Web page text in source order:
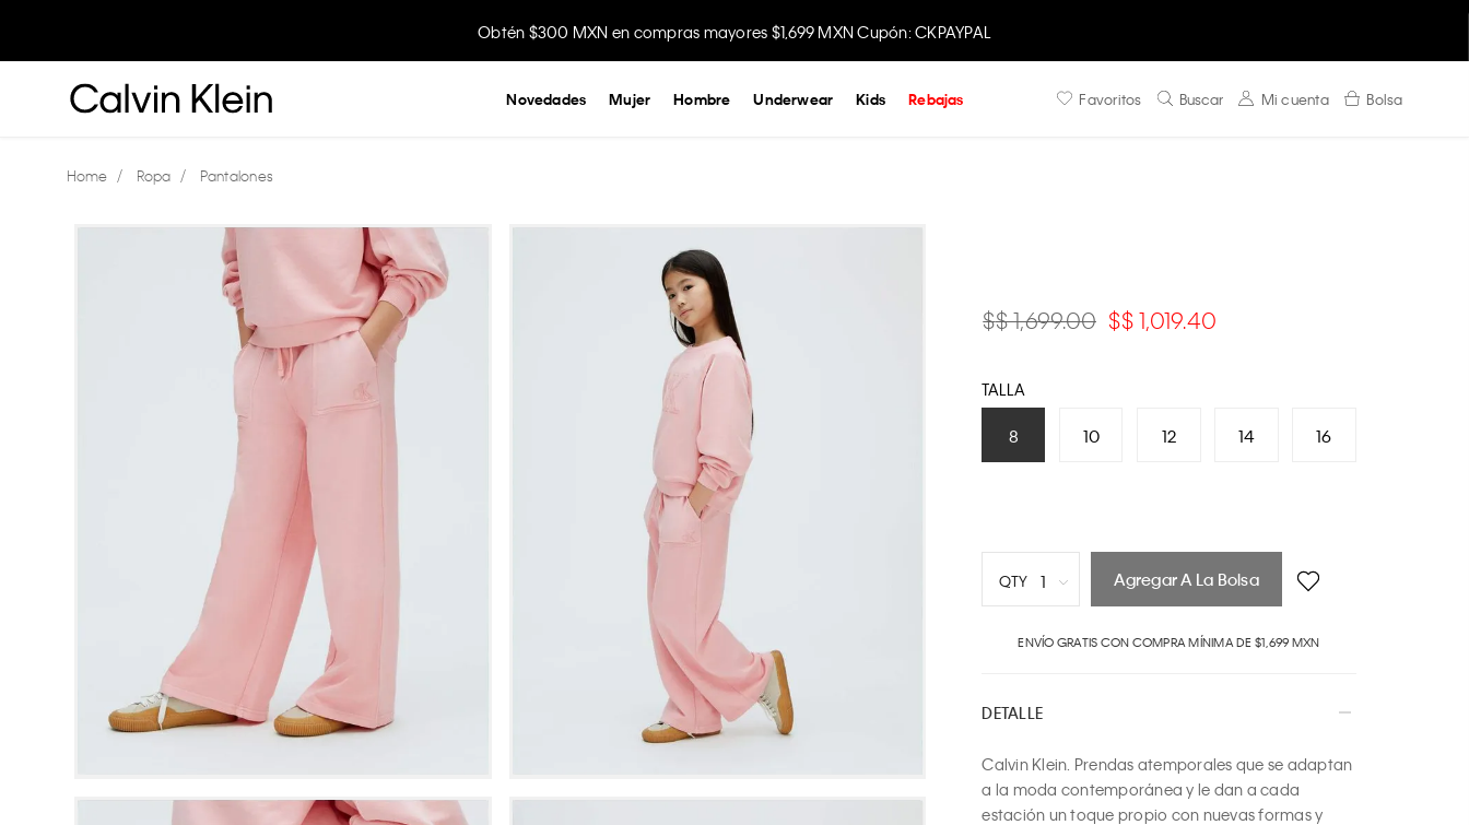
Obtén $300 MXN en compras mayores $1,699 MXN Cupón: CKPAYPAL
Favoritos Buscar Mi cuenta Bolsa
Novedades Mujer Hombre Underwear Kids Rebajas
Ropa Pantalones
$ 1,699.00 $ 1,019.40
TALLA
8 10 12 14 16
QTY 1
6
7
8
Agregar A La Bolsa
ENVÍO GRATIS CON COMPRA MÍNIMA DE $1,699 MXN
DETALLE
Calvin Klein. Prendas atemporales que se adaptan
a la moda contemporánea y le dan a cada
estación un toque propio con nuevas formas y